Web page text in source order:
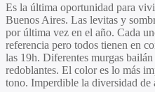
Es la última oportunidad para
Buenos Aires. Las levitas y
por última vez en el año. Cada
referencia pero todos tienen en
las 19h. Diferentes murgas
redoblantes. El color es lo más
tono. Imperdible la diversidad de